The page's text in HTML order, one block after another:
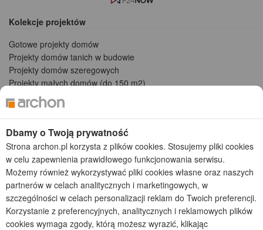
Kolekcje projektów
Gotowe projekty domów
Projekty domów tanich w budowie
Projekty domów szeregowych
Projekty małych domów (do 150 m2)
Projekty domów wielorodzinnych
Projekty domów bliźniaczych
Projekty domów nowoczesnych
Projekty domów parterowych
2026 © ARCHON+ Biuro Projektów - Tradycyjne i nowoczesne gotowe
projekty domów - autorska pracownia architektoniczna założona w 1990r.
przez arch. Barbarę Mendel
Z uwagi na ciągłe doskonalenie procesu powstawania projektów (zgodnie z
normą ISO 9001), prezentowane na stronie projekty domów mogą
nieznacznie różnić się od dokumentacji technicznej.
Dbamy o Twoją prywatność
Strona archon.pl korzysta z plików cookies. Stosujemy pliki cookies
w celu zapewnienia prawidłowego funkcjonowania serwisu.
Możemy również wykorzystywać pliki cookies własne oraz naszych
partnerów w celach analitycznych i marketingowych, w
szczególności w celach personalizacji reklam do Twoich preferencji.
Korzystanie z preferencyjnych, analitycznych i reklamowych plików
cookies wymaga zgody, którą możesz wyrazić, klikając